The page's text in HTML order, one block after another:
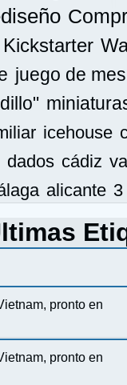
Kickstarter
juego de
icehouse
dados cádiz
alicante
pronto en
pronto en